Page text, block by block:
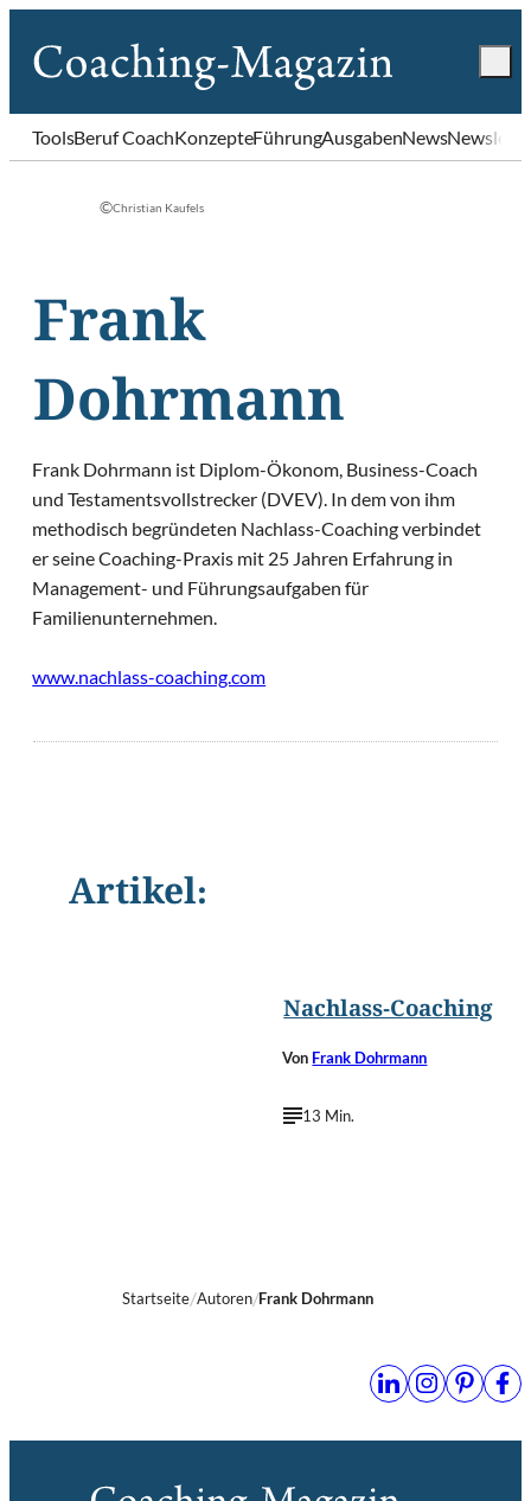
ToolsBeruf CoachKonzepteFührungAusgabenNews
©Christian Kaufels
Frank
Dohrmann
Frank Dohrmann ist Diplom-Ökonom, Business-Coach
und Testamentsvollstrecker (DVEV). In dem von ihm
methodisch begründeten Nachlass-Coaching verbindet
er seine Coaching-Praxis mit 25 Jahren Erfahrung in
Management- und Führungsaufgaben für
Familienunternehmen.
www.nachlass-coaching.com
Artikel:
Nachlass-Coaching
Von Frank Dohrmann
13 Min.
Startseite Autoren Frank Dohrmann